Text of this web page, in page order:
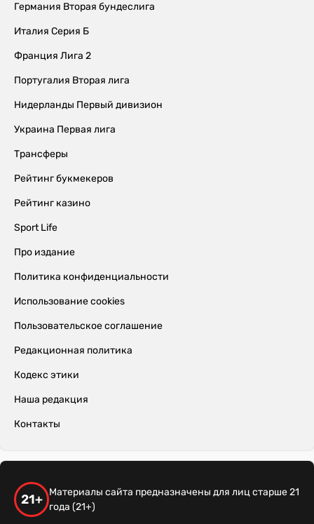
Германия Вторая бундеслига
Италия Серия Б
Франция Лига 2
Португалия Вторая лига
Нидерланды Первый дивизион
Украина Первая лига
Трансферы
Рейтинг букмекеров
Рейтинг казино
Sport Life
Про издание
Политика конфиденциальности
Использование cookies
Пользовательское соглашение
Редакционная политика
Кодекс этики
Наша редакция
Контакты
21+
Материалы сайта предназначены для лиц старше 21
года (21+)